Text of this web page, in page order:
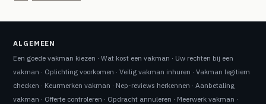
ALGEMEEN
Een goede vakman kiezen ·Wat kost een vakman · Uw rechten bij een
vakman · Oplichting voorkomen ·Veilig vakman inhuren ·Vakman legitiem
checken · Keurmerken vakman · Nep-reviews herkennen ·Aanbetaling
vakman · Offerte controleren · Opdracht annuleren · Meerwerk vakman ·